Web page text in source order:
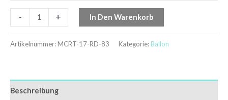
- + In Den Warenkorb
Artikelnummer:MCRT-17-RD-83 Kategorie: Ballon
Beschreibung